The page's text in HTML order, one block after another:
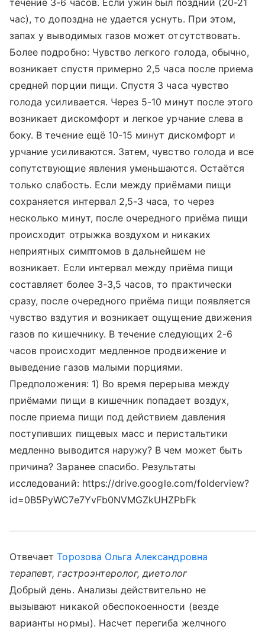
течение 3-6 часов. Если ужин был поздний (20-21
час), то допоздна не удается уснуть. При этом,
запах у выводимых газов может отсутствовать.
Более подробно: Чувство легкого голода, обычно,
возникает спустя примерно 2,5 часа после приема
средней порции пищи. Спустя 3 часа чувство
голода усиливается. Через 5-10 минут после этого
возникает дискомфорт и легкое урчание слева в
боку. В течение ещё 10-15 минут дискомфорт и
урчание усиливаются. Затем, чувство голода и все
сопутствующие явления уменьшаются. Остаётся
только слабость. Если между приёмами пищи
сохраняется интервал 2,5-3 часа, то через
несколько минут, после очередного приёма пищи
происходит отрыжка воздухом и никаких
неприятных симптомов в дальнейшем не
возникает. Если интервал между приёма пищи
составляет более 3-3,5 часов, то практически
сразу, после очередного приёма пищи появляется
чувство вздутия и возникает ощущение движения
газов по кишечнику. В течение следующих 2-6
часов происходит медленное продвижение и
выведение газов малыми порциями.
Предположения: 1) Во время перерыва между
приёмами пищи в кишечник попадает воздух,
после приема пищи под действием давления
поступивших пищевых масс и перистальтики
медленно выводится наружу? В чем может быть
причина? Заранее спасибо. Результаты
исследований: https://drive.google.com/folderview?
id=0B5PyWC7e7YvFb0NVMGZkUHZPbFk
ОтвечаетТорозова Ольга Александровна
терапевт, гастроэнтеролог, диетолог
Добрый день. Анализы действительно не
вызывают никакой обеспокоенности (везде
варианты нормы). Насчет перегиба желчного